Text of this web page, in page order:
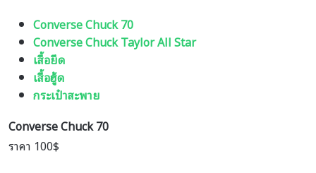
Converse Chuck 70
Converse Chuck Taylor All Star
เสื้อยืด
เสื้อฮู้ด
กระเป๋าสะพาย
Converse Chuck 70
ราคา 100$